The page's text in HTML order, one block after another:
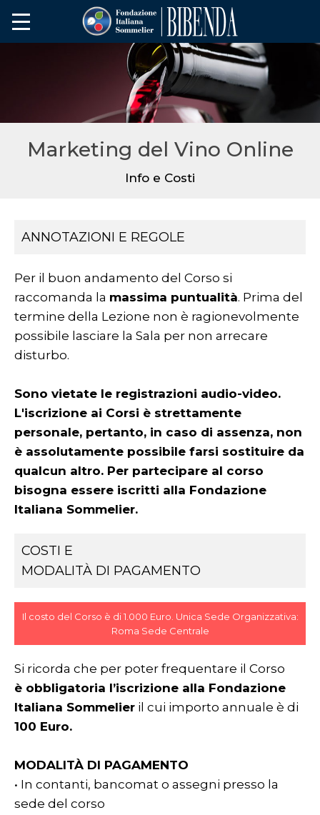
Marketing del Vino Online
Info e Costi
ANNOTAZIONI E REGOLE
Per il buon andamento del Corso si
raccomanda la massima puntualità. Prima del
termine della Lezione non è ragionevolmente
possibile lasciare la Sala per non arrecare
disturbo.
Sono vietate le registrazioni audio-video.
L'iscrizione ai Corsi è strettamente
personale, pertanto, in caso di assenza, non
è assolutamente possibile farsi sostituire da
qualcun altro. Per partecipare al corso
bisogna essere iscritti alla Fondazione
Italiana Sommelier.
COSTI E
MODALITÀ DI PAGAMENTO
Il costo del Corso è di 1.000 Euro. Unica Sede Organizzativa:
Roma Sede Centrale
Si ricorda che per poter frequentare il Corso
è obbligatoria l’iscrizione alla Fondazione
Italiana Sommelier il cui importo annuale è di
100 Euro.
MODALITÀ DI PAGAMENTO
• In contanti, bancomat o assegni presso la
sede del corso